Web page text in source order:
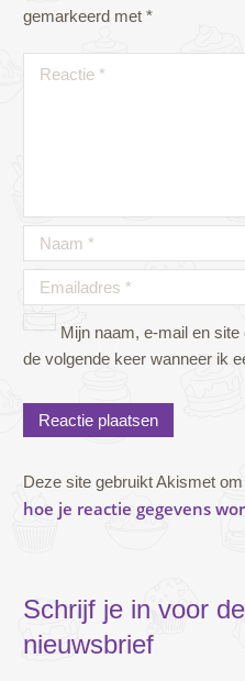
gemarkeerd met *
Mijn naam, e-mail en
de volgende keer wanneer ik
Deze site gebruikt Akismet
hoe je reactie gegevens
Schrijf je in voor
nieuwsbrief